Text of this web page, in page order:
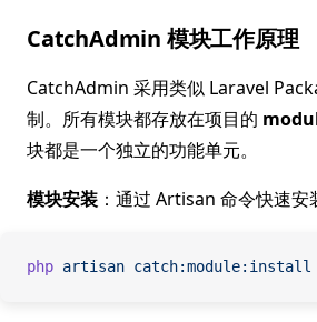
CatchAdmin 模块工作原理
CatchAdmin 采用类似 Laravel
制。所有模块都存放在项目的
块都是一个独立的功能单元。
模块安装 ：通过 Artisan 命令快速安
php artisan catch:module:install